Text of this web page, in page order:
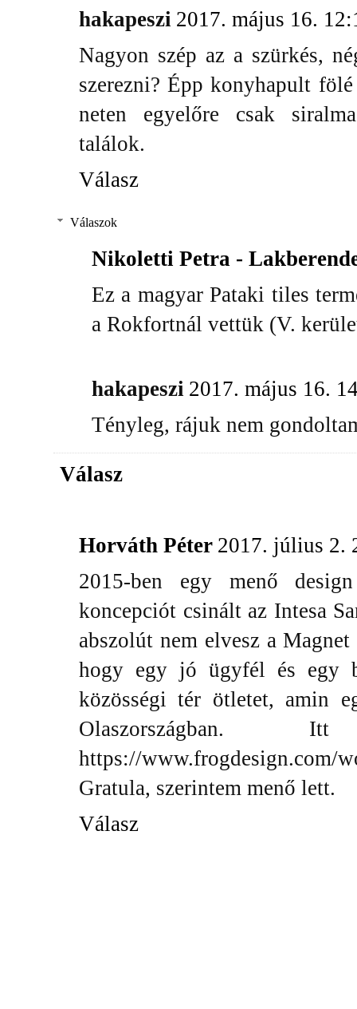
hakapeszi 2017. május 16.
Nagyon szép az a szürkés,
szerezni? Épp konyhapult
neten egyelőre csak
találok.
Válasz
Válaszok
Nikoletti Petra -
Ez a magyar Pataki tiles
a Rokfortnál vettük (V.
hakapeszi 2017. május 16.
Tényleg, rájuk nem
Válasz
Horváth Péter 2017. július 2.
2015-ben egy menő
koncepciót csinált az Intesa
abszolút nem elvesz a
hogy egy jó ügyfél és egy
közösségi tér ötletet, amin
Olaszországban.
https://www.frogdesign.com/
Gratula, szerintem menő lett.
Válasz